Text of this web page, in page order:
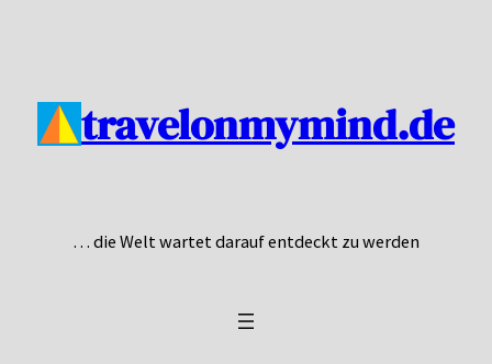
travelonmymind.de
… die Welt wartet darauf entdeckt zu werden